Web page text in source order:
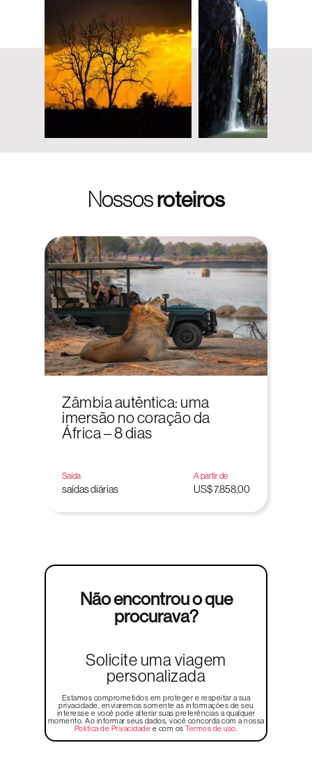
Nossosroteiros
Zâmbia autêntica: uma
imersão no coração da
África – 8 dias
Saída
saídas diárias
A partir de
US$ 7.858,00
Não encontrou o que
procurava?
Solicite uma viagem
personalizada
Estamos comprometidos em proteger e respeitar a sua
privacidade, enviaremos somente as informações de seu
interesse e você pode alterar suas preferências a qualquer
momento. Ao informar seus dados, você concorda com a nossa
Política de Privacidade e com osTermos de uso